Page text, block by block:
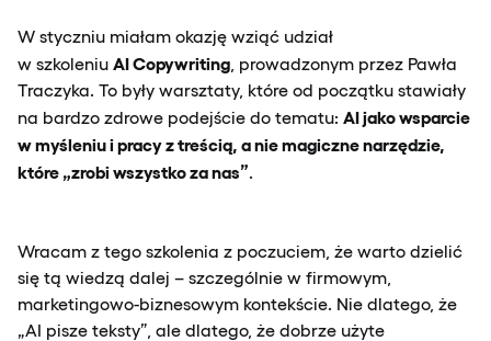
W styczniu miałam okazję wziąć udział
w szkoleniu AI Copywriting , prowadzonym przez Pawła
Traczyka. To były warsztaty, które od początku stawiały
na bardzo zdrowe podejście do tematu: AI jako wsparcie
w myśleniu i pracy z treścią, a nie magiczne narzędzie,
które „zrobi wszystko za nas”.
Wracam z tego szkolenia z poczuciem, że warto dzielić
się tą wiedzą dalej – szczególnie w firmowym,
marketingowo-biznesowym kontekście. Nie dlatego, że
„AI pisze teksty”, ale dlatego, że dobrze użyte